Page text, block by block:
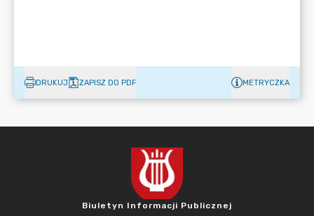
DRUKUJ ZAPISZ DO PDF METRYCZKA
Biuletyn Informacji Publicznej